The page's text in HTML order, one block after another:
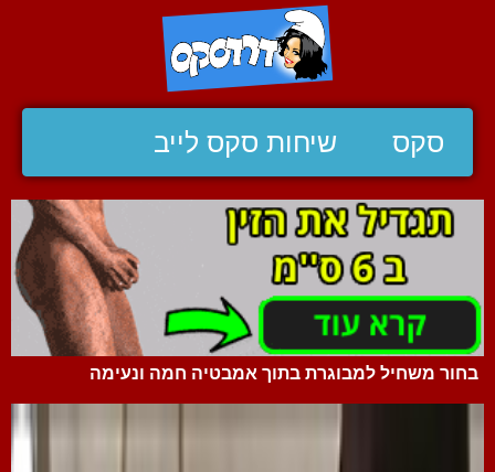
סקס שיחות סקס לייב
בחור משחיל למבוגרת בתוך אמבטיה חמה ונעימה